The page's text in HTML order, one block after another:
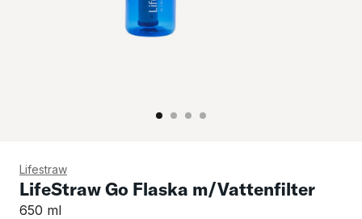
Lifestraw
LifeStraw Go Flaska m/Vattenfilter
650 ml